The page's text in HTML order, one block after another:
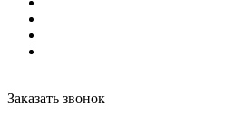
Заказать звонок